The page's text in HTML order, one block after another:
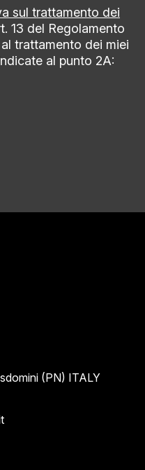
sul trattamento dei
13 del Regolamento
trattamento dei miei
al punto 2A:
(PN) ITALY